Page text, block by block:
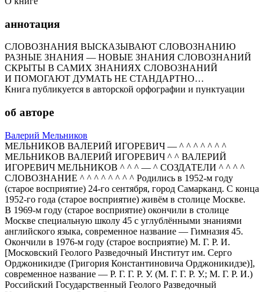
аннотация
СЛОВОЗНАНИЯ ВЫСКАЗЫВАЮТ СЛОВОЗНАНИЮ
РАЗНЫЕ ЗНАНИЯ — НОВЫЕ ЗНАНИЯ СЛОВОЗНАНИЙ
СКРЫТЫ В САМИХ ЗНАНИЯХ СЛОВОЗНАНИЙ
И ПОМОГАЮТ ДУМАТЬ НЕ СТАНДАРТНО…
Книга публикуется в авторской орфографии и пунктуации
об авторе
Валерий Мельников
МЕЛЬНИКОВ ВАЛЕРИЙ ИГОРЕВИЧ — ^ ^ ^ ^ ^ ^ ^
МЕЛЬНИКОВ ВАЛЕРИЙ ИГОРЕВИЧ ^ ^ ВАЛЕРИЙ
ИГОРЕВИЧ МЕЛЬНИКОВ ^ ^ ^ — ^ СОЗДАТЕЛИ ^ ^ ^ ^
СЛОВОЗНАНИЕ ^ ^ ^ ^ ^ ^ ^ ^ Родились в 1952-м году
(старое восприятие) 24-го сентября, город Самарканд. С конца
1952-го года (старое восприятие) живём в столице Москве.
В 1969-м году (старое восприятие) окончили в столице
Москве специальную школу 45 с углублёнными знаниями
английского языка, современное название — Гимназия 45.
Окончили в 1976-м году (старое восприятие) М. Г. Р. И.
[Московский Геолого Разведочный Институт им. Серго
Орджоникидзе (Григория Константиновича Орджоникидзе)],
современное название — Р. Г. Г. Р. У. (М. Г. Г. Р. У.; М. Г. Р. И.)
Российский Государственный Геолого Разведочный